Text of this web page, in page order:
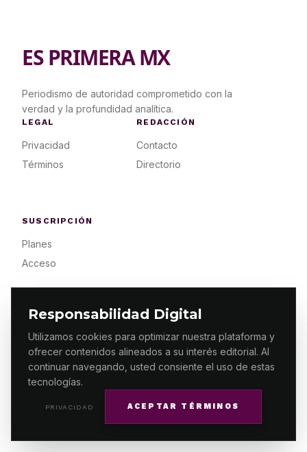
Responsabilidad Digital
Utilizamos cookies para optimizar nuestra plataforma y
ofrecer contenidos alineados a su interés editorial. Al
continuar navegando, usted consiente el uso de estas
tecnologías.
PRIVACIDAD ACEPTAR TÉRMINOS
ES PRIMERA MX
Periodismo de autoridad comprometido con la
verdad y la profundidad analítica.
LEGAL
Privacidad
Términos
REDACCIÓN
Contacto
Directorio
SUSCRIPCIÓN
Planes
Acceso
© 2026 ES PRIMERA MX. ALGUNOS DERECHOS
RESERVADOS / DESIGNMAKING.MX